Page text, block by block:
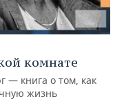
комнате
— книга о том, как
жизнь